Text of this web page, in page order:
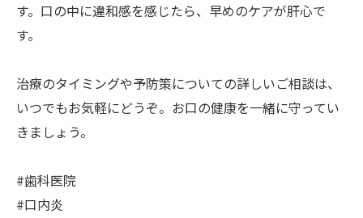
す。口の中に違和感を感じたら、早めのケアが肝心で
す。
治療のタイミングや予防策についての詳しいご相談は、
いつでもお気軽にどうぞ。お口の健康を一緒に守ってい
きましょう。
#歯科医院
#口内炎